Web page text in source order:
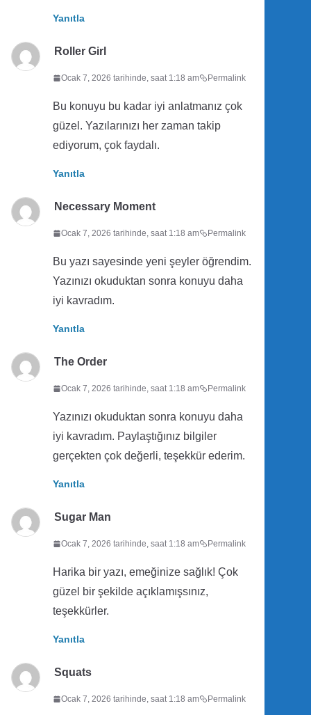
Yanıtla
Roller Girl
Ocak 7, 2026 tarihinde, saat 1:18 am Permalink
Bu konuyu bu kadar iyi anlatmanız çok
güzel. Yazılarınızı her zaman takip
ediyorum, çok faydalı.
Yanıtla
Necessary Moment
Ocak 7, 2026 tarihinde, saat 1:18 am Permalink
Bu yazı sayesinde yeni şeyler öğrendim.
Yazınızı okuduktan sonra konuyu daha
iyi kavradım.
Yanıtla
The Order
Ocak 7, 2026 tarihinde, saat 1:18 am Permalink
Yazınızı okuduktan sonra konuyu daha
iyi kavradım. Paylaştığınız bilgiler
gerçekten çok değerli, teşekkür ederim.
Yanıtla
Sugar Man
Ocak 7, 2026 tarihinde, saat 1:18 am Permalink
Harika bir yazı, emeğinize sağlık! Çok
güzel bir şekilde açıklamışsınız,
teşekkürler.
Yanıtla
Squats
Ocak 7, 2026 tarihinde, saat 1:18 am Permalink